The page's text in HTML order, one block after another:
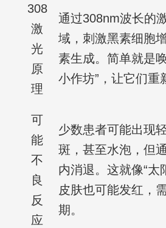
308
激
光
原
理
通过308nm波长的
域，刺激黑素细胞
素生成。简单就是
小作坊”，让它们重
可
能
不
良
反
应
少数患者可能出现
斑，甚至水泡，但
内消退。这就像“太
皮肤也可能发红，
期。